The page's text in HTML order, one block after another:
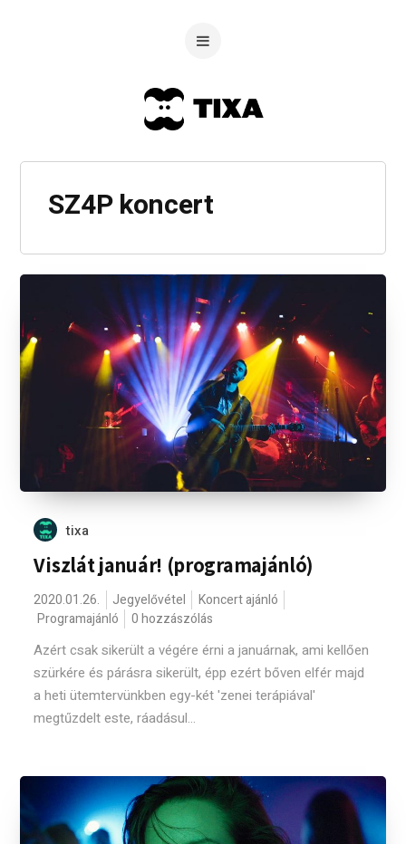
SZ4P koncert
tixa
Viszlát január! (programajánló)
2020.01.26. Jegyelővétel
Koncert ajánló
Programajánló
0 hozzászólás
Azért csak sikerült a végére érni a januárnak, ami kellően
szürkére és párásra sikerült, épp ezért bőven elfér majd
a heti ütemtervünkben egy-két 'zenei terápiával'
megtűzdelt este, ráadásul...